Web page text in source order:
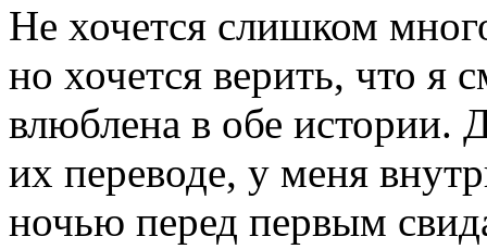
Не хочется слишком
но хочется верить, что я
влюблена в обе истории.
их переводе, у меня
ночью перед первым